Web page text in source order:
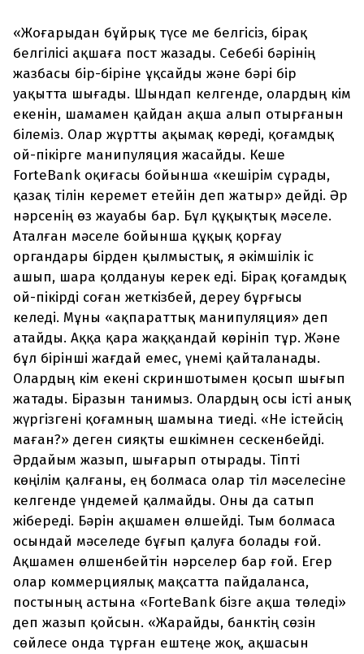
«Жоғарыдан бұйрық түсе ме белгісіз, бірақ
белгілісі ақшаға пост жазады. Себебі бәрінің
жазбасы бір-біріне ұқсайды және бәрі бір
уақытта шығады. Шындап келгенде, олардың кім
екенін, шамамен қайдан ақша алып отырғанын
білеміз. Олар жұртты ақымақ көреді, қоғамдық
ой-пікірге манипуляция жасайды. Кеше
ForteBank оқиғасы бойынша «кешірім сұрады,
қазақ тілін керемет етейін деп жатыр» дейді. Әр
нәрсенің өз жауабы бар. Бұл құқықтық мәселе.
Аталған мәселе бойынша құқық қорғау
органдары бірден қылмыстық, я әкімшілік іс
ашып, шара қолдануы керек еді. Бірақ қоғамдық
ой-пікірді соған жеткізбей, дереу бұрғысы
келеді. Мұны «ақпараттық манипуляция» деп
атайды. Аққа қара жаққандай көрініп тұр. Және
бұл бірінші жағдай емес, үнемі қайталанады.
Олардың кім екені скриншотымен қосып шығып
жатады. Біразын танимыз. Олардың осы істі анық
жүргізгені қоғамның шамына тиеді. «Не істейсің
маған?» деген сияқты ешкімнен сескенбейді.
Әрдайым жазып, шығарып отырады. Тіпті
көңілім қалғаны, ең болмаса олар тіл мәселесіне
келгенде үндемей қалмайды. Оны да сатып
жібереді. Бәрін ақшамен өлшейді. Тым болмаса
осындай мәселеде бұғып қалуға болады ғой.
Ақшамен өлшенбейтін нәрселер бар ғой. Егер
олар коммерциялық мақсатта пайдаланса,
постының астына «ForteBank бізге ақша төледі»
деп жазып қойсын. «Жарайды, банктің сөзін
сөйлесе онда тұрған ештеңе жоқ, ақшасын